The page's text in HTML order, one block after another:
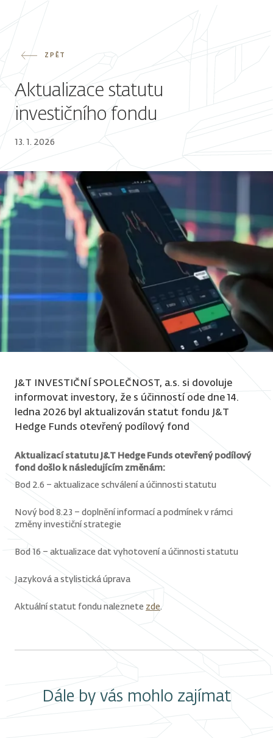
ZPĚT
Aktualizace statutu
investičního fondu
13. 1. 2026
J&T INVESTIČNÍ SPOLEČNOST, a.s. si dovoluje
informovat investory, že s účinností ode dne 14.
ledna 2026 byl aktualizován statut fondu J&T
Hedge Funds otevřený podílový fond
Aktualizací statutu J&T Hedge Funds otevřený podílový
fond došlo k následujícím změnám:
Bod 2.6 – aktualizace schválení a účinnosti statutu
Nový bod 8.23 – doplnění informací a podmínek v rámci
změny investiční strategie
Bod 16 – aktualizace dat vyhotovení a účinnosti statutu
Jazyková a stylistická úprava
Aktuální statut fondu naleznete zde.
Dále by vás mohlo zajímat